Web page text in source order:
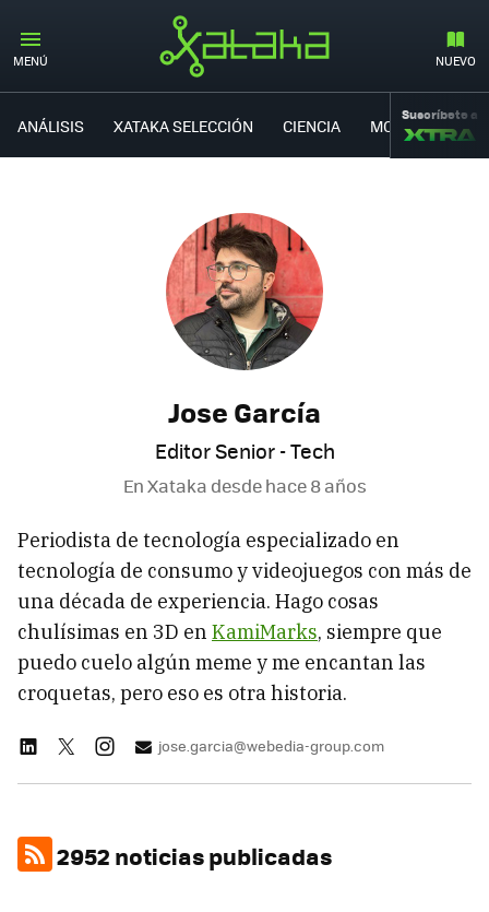
MENÚ NUEVO
ANÁLISIS XATAKA SELECCIÓN CIENCIA MOVILIDAD
Suscríbete a
Jose García
Editor Senior - Tech
En Xataka desdehace 8 años
Periodista de tecnología especializado en
tecnología de consumo y videojuegos con más de
una década de experiencia. Hago cosas
chulísimas en 3D en KamiMarks, siempre que
puedo cuelo algún meme y me encantan las
croquetas, pero eso es otra historia.
jose.garcia@webedia-group.com
2952 noticias publicadas